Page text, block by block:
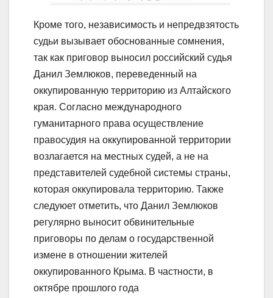
Кроме того, независимость и непредвзятость
судьи вызывает обоснованные сомнения,
так как приговор выносил российский судья
Данил Землюков, переведенный на
оккупированную территорию из Алтайского
края. Согласно международного
гуманитарного права осуществление
правосудия на оккупированной территории
возлагается на местных судей, а не на
представителей судебной системы страны,
которая оккупировала территорию. Также
следуюет отметить, что Данил Землюков
регулярно выносит обвинительные
приговоры по делам о государственной
измене в отношении жителей
оккупированного Крыма. В частности, в
октябре прошлого года